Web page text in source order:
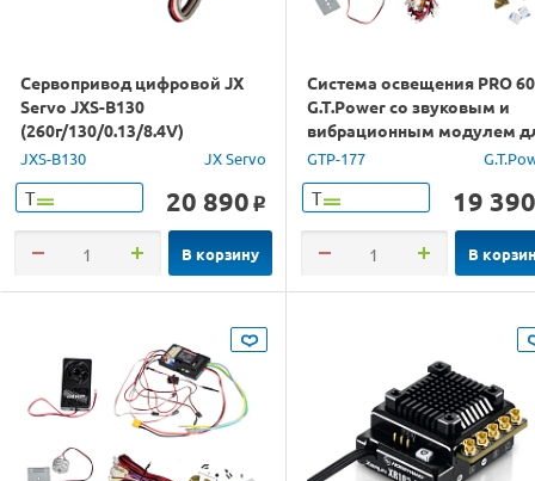
Сервопривод цифровой JX
Servo JXS-B130
(260г/130/0.13/8.4V)
промышленный
JXS-B130 JX Servo
Т 20 890 o
В корзину
Система освещения PRO
G.T.Power со звуковым и
вибрационным модулем
ру грузовиков (Европа)
GTP-177
Т 19 390
В